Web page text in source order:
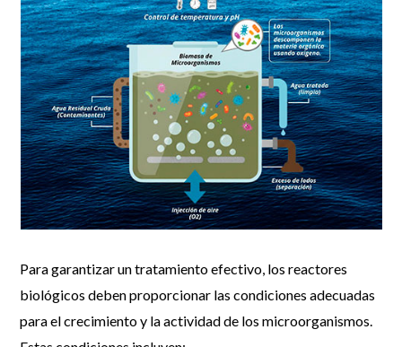
Para garantizar un tratamiento efectivo, los reactores
biológicos deben proporcionar las condiciones adecuadas
para el crecimiento y la actividad de los microorganismos.